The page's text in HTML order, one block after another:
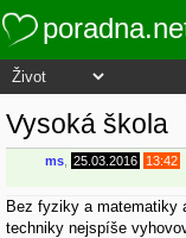
Vysoká škola
ms 25.03.2016 13:42
Bez fyziky a matematiky
techniky nejspíše